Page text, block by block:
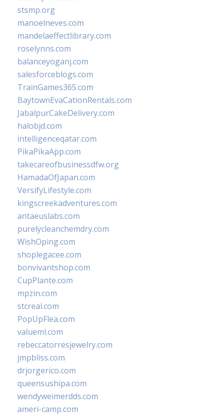
stsmp.org
manoelneves.com
mandelaeffectlibrary.com
roselynns.com
balanceyoganj.com
salesforceblogs.com
TrainGames365.com
BaytownEvaCationRentals.com
JabalpurCakeDelivery.com
halobjd.com
intelligenceqatar.com
PikaPikaApp.com
takecareofbusinessdfw.org
HamadaOfJapan.com
VersifyLifestyle.com
kingscreekadventures.com
antaeuslabs.com
purelycleanchemdry.com
WishOping.com
shoplegacee.com
bonvivantshop.com
CupPlante.com
mpzin.com
stcreal.com
PopUpFlea.com
valueml.com
rebeccatorresjewelry.com
jmpbliss.com
drjorgerico.com
queensushipa.com
wendyweimerdds.com
ameri-camp.com